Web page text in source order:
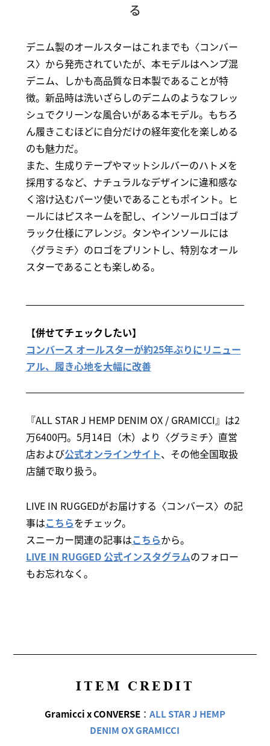
る
デニム製のオールスターはこれまでも〈コンバー
ス〉から発売されていたが、本モデルはヘンプ混
デニム、しかも高品質な日本製であることが特
徴。新品時は洗いざらしのデニムのようなフレッ
シュでクリーンな風合いがある本モデル。もちろ
ん履きこむほどに自分だけの経年変化を楽しめる
のも魅力だ。
また、生成りテープやマットシルバーのハトメを
採用するなど、ナチュラルなデザインに違和感な
く溶け込むパーツ使いであることもポイント。ヒ
ールにはピスネームを配し、インソールロゴはブ
ラック仕様にアレンジ。タンやインソールには
〈グラミチ〉のロゴをプリントし、特別なオール
スターであることも楽しめる。
【併せてチェックしたい】
コンバース オールスターが約25年ぶりにリニュー
アル、履き心地を大幅に改善
『ALL STAR J HEMP DENIM OX / GRAMICCI』は2
万6400円。5月14日（木）より〈グラミチ〉直営
店および公式オンラインサイト、その他全国取扱
店舗で取り扱う。
LIVE IN RUGGEDがお届けする〈コンバース〉の記
事はこちらをチェック。
スニーカー関連の記事はこちらから。
LIVE IN RUGGED 公式インスタグラムのフォロー
もお忘れなく。
ITEM CREDIT
Gramicci x CONVERSE： ALL STAR J HEMP
DENIM OX GRAMICCI